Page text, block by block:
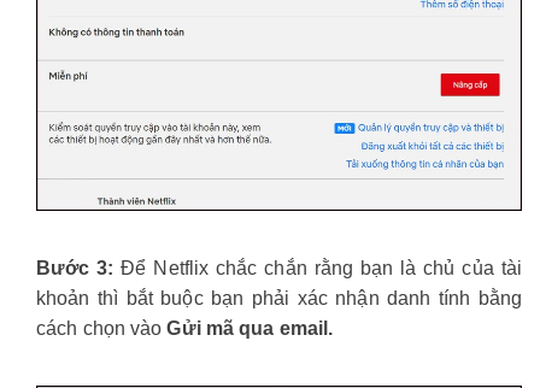
Bước 3: Để Netflix chắc chắn rằng bạn là chủ của tài
khoản thì bắt buộc bạn phải xác nhận danh tính bằng
cách chọn vàoGửi mã qua email.